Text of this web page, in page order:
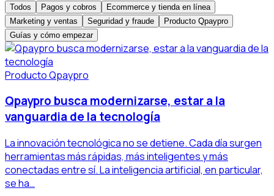
Todos Pagos y cobros
Ecommerce y tienda en línea
Marketing y ventas
Seguridad y fraude
Producto Qpaypro
Guías y cómo empezar
Producto Qpaypro
Qpaypro busca modernizarse, estar a la
vanguardia de la tecnología
La innovación tecnológica no se detiene. Cada día surgen
herramientas más rápidas, más inteligentes y más
conectadas entre sí. La inteligencia artificial, en particular,
se ha…